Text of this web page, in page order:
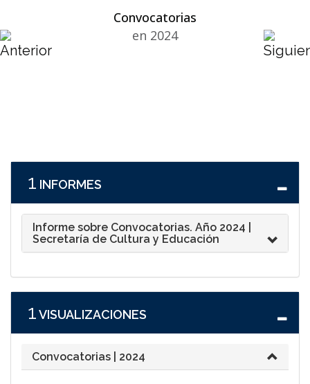
Convocatorias
en 2024
1 INFORMES
Informe sobre Convocatorias. Año 2024 |
Secretaría de Cultura y Educación
1VISUALIZACIONES
Convocatorias | 2024